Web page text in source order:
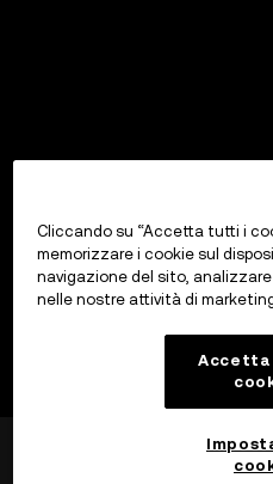
Cliccando su “Accetta tutti i
memorizzare i cookie sul
navigazione del sito,
nelle nostre attività di